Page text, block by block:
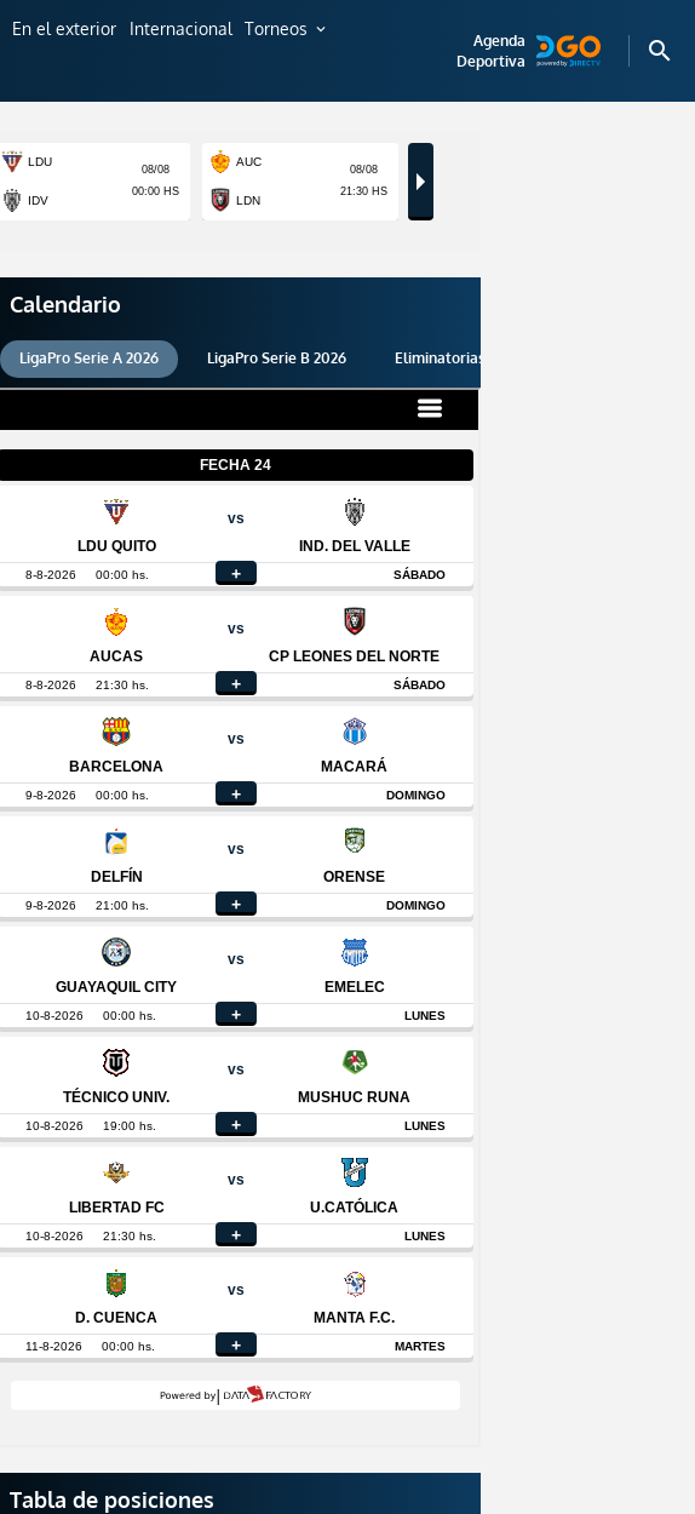
En el exterior Internacional Torneos expand_more
Agenda
Deportiva
search
Calendario
LigaPro Serie A 2026 LigaPro Serie B 2026 Eliminatorias 2026
Tabla de posiciones